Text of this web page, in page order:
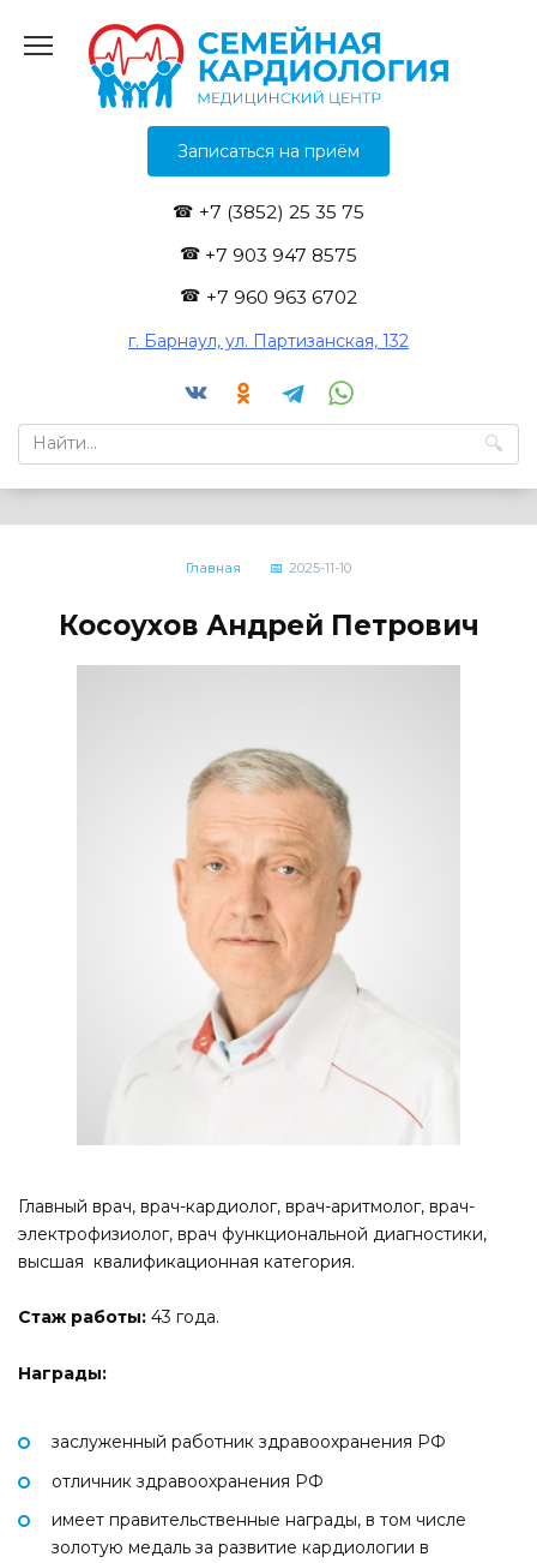
содержанию
Записаться на приём
+7 (3852) 25 35 75
+7 903 947 8575
+7 960 963 6702
г. Барнаул, ул. Партизанская, 132
Search
for:
Главная 2025-11-10
Косоухов Андрей Петрович
Главный врач, врач-кардиолог, врач-аритмолог, врач-
электрофизиолог, врач функциональной диагностики,
высшая квалификационная категория.
Стаж работы: 43 года.
Награды:
заслуженный работник здравоохранения РФ
отличник здравоохранения РФ
имеет правительственные награды, в том числе
золотую медаль за развитие кардиологии в